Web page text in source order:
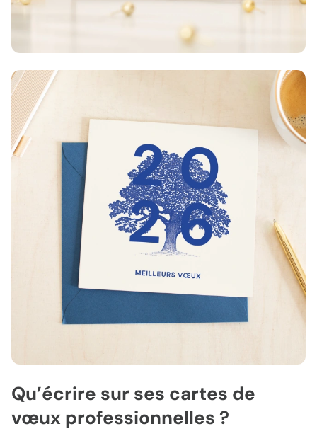
Qu’écrire sur ses cartes de
vœux professionnelles ?